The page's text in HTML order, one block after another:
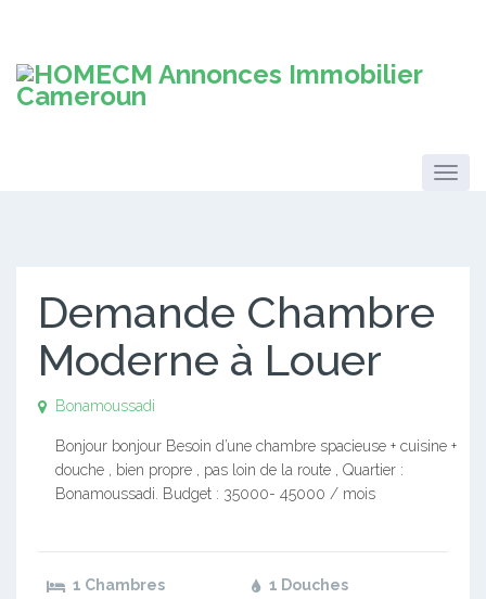
Demande Chambre
Moderne à Louer
Bonamoussadi
Bonjour bonjour Besoin d’une chambre spacieuse + cuisine +
douche , bien propre , pas loin de la route , Quartier :
Bonamoussadi. Budget : 35000- 45000 / mois
1 Chambres 1 Douches